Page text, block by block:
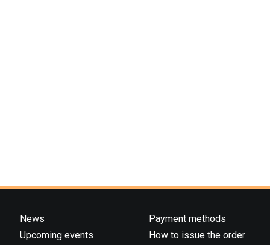
News
Upcoming events
Payment methods
How to issue the order